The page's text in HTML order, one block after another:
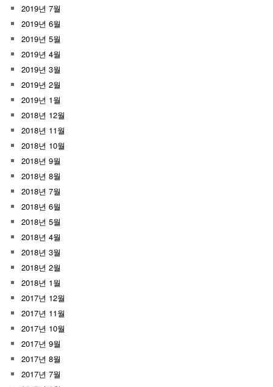
2019년 7월
2019년 6월
2019년 5월
2019년 4월
2019년 3월
2019년 2월
2019년 1월
2018년 12월
2018년 11월
2018년 10월
2018년 9월
2018년 8월
2018년 7월
2018년 6월
2018년 5월
2018년 4월
2018년 3월
2018년 2월
2018년 1월
2017년 12월
2017년 11월
2017년 10월
2017년 9월
2017년 8월
2017년 7월